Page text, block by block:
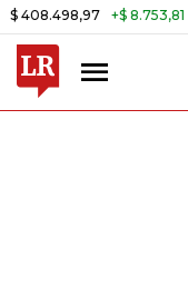
+$ 8.753,81 +2,19%